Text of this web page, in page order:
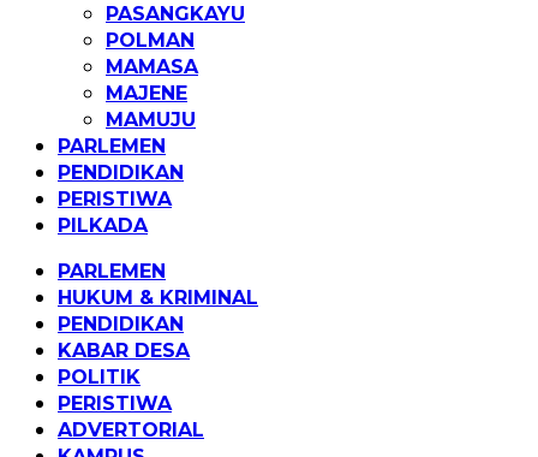
PASANGKAYU
POLMAN
MAMASA
MAJENE
MAMUJU
PARLEMEN
PENDIDIKAN
PERISTIWA
PILKADA
PARLEMEN
HUKUM & KRIMINAL
PENDIDIKAN
KABAR DESA
POLITIK
PERISTIWA
ADVERTORIAL